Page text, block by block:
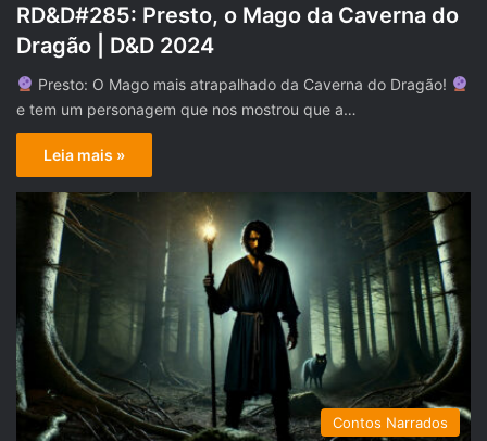
RD&D#285: Presto, o Mago da Caverna do
Dragão | D&D 2024
Presto: O Mago mais atrapalhado da Caverna do Dragão!
e tem um personagem que nos mostrou que a…
Leia mais »
Contos Narrados